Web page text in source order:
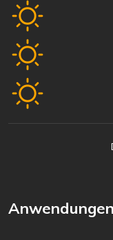
Anwendungen